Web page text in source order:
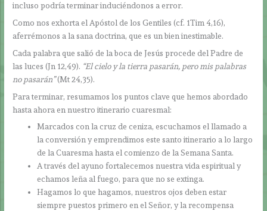
incluso podría terminar induciéndonos a error.
Como nos exhorta el Apóstol de los Gentiles (cf. 1Tim 4,16),
aferrémonos a la sana doctrina, que es un bien inestimable.
Cada palabra que salió de la boca de Jesús procede del Padre de
las luces (Jn 12,49). “El cielo y la tierra pasarán, pero mis palabras
no pasarán”(Mt 24,35).
Para terminar, resumamos los puntos clave que hemos abordado
hasta ahora en nuestro itinerario cuaresmal:
Marcados con la cruz de ceniza, escuchamos el llamado a
la conversión y emprendimos este santo itinerario a lo largo
de la Cuaresma hasta el comienzo de la Semana Santa.
A través del ayuno fortalecemos nuestra vida espiritual y
echamos leña al fuego, para que no se extinga.
Hagamos lo que hagamos, nuestros ojos deben estar
siempre puestos primero en el Señor, y la recompensa